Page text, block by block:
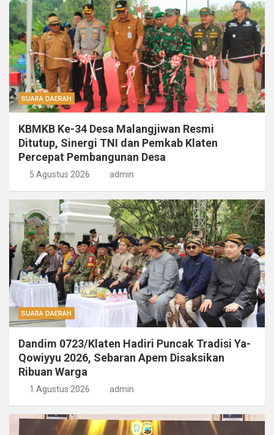
SUARA DAERAH
KBMKB Ke-34 Desa Malangjiwan Resmi
Ditutup, Sinergi TNI dan Pemkab Klaten
Percepat Pembangunan Desa
5 Agustus 2026 admin
SUARA DAERAH
Dandim 0723/Klaten Hadiri Puncak Tradisi Ya-
Qowiyyu 2026, Sebaran Apem Disaksikan
Ribuan Warga
1 Agustus 2026 admin